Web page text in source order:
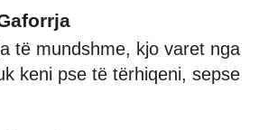
të mundshme, kjo varet nga
keni pse të tërhiqeni, sepse